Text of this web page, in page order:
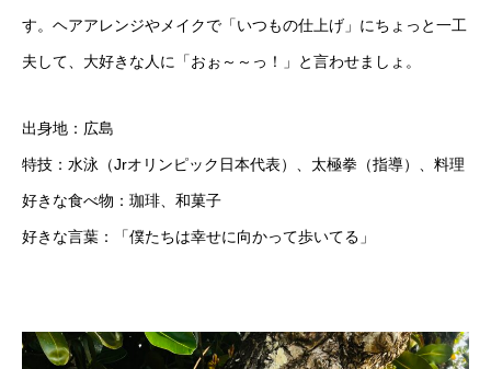
す。ヘアアレンジやメイクで「いつもの仕上げ」にちょっと一工
夫して、大好きな人に「おぉ～～っ！」と言わせましょ。
出身地：広島
特技：水泳（Jrオリンピック日本代表）、太極拳（指導）、料理
好きな食べ物：珈琲、和菓子
好きな言葉：「僕たちは幸せに向かって歩いてる」